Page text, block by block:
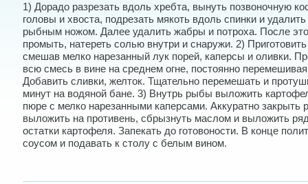
1) Дорадо разрезать вдоль хребта, вынуть позвоночную
головы и хвоста, подрезать мякоть вдоль спинки и удалить
рыбным ножом. Далее удалить жабры и потроха. После
промыть, натереть солью внутри и снаружи. 2)
смешав мелко нарезанный лук порей, каперсы и оливки.
всю смесь в вине на среднем огне, постоянно
Добавить сливки, желток. Тщательно перемешать и
минут на водяной бане. 3) Внутрь рыбы выложить
пюре с мелко нарезанными каперсами. Аккуратно закрыть
выложить на противень, сбрызнуть маслом и выложить
остатки картофеля. Запекать до готовоности. В конце
соусом и подавать к столу с белым вином.